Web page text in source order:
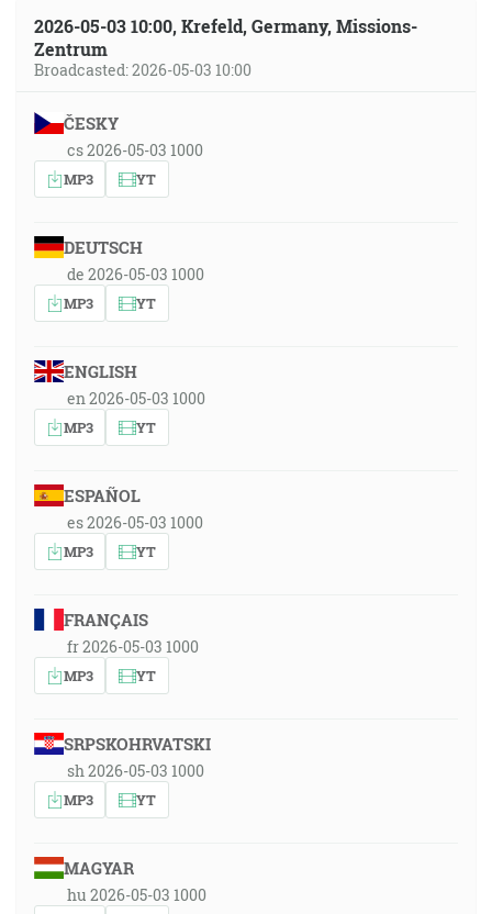
2026-05-03 10:00, Krefeld, Germany, Missions-
Zentrum
Broadcasted: 2026-05-03 10:00
ČESKY
cs 2026-05-03 1000
MP3 YT
DEUTSCH
de 2026-05-03 1000
MP3 YT
ENGLISH
en 2026-05-03 1000
MP3 YT
ESPAÑOL
es 2026-05-03 1000
MP3 YT
FRANÇAIS
fr 2026-05-03 1000
MP3 YT
SRPSKOHRVATSKI
sh 2026-05-03 1000
MP3 YT
MAGYAR
hu 2026-05-03 1000